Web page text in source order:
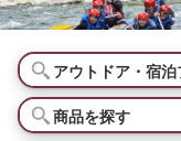
アウトドア・宿
商品を探す